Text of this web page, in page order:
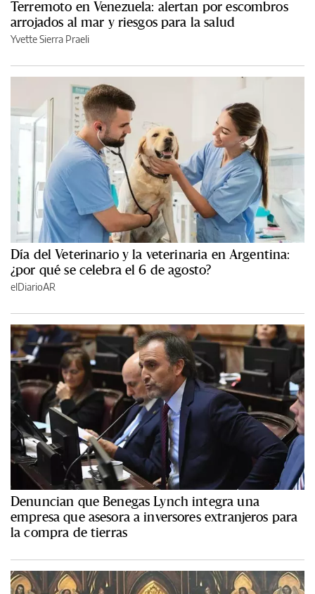
Terremoto en Venezuela: alertan por escombros
arrojados al mar y riesgos para la salud
Yvette Sierra Praeli
Día del Veterinario y la veterinaria en Argentina:
¿por qué se celebra el 6 de agosto?
elDiarioAR
Denuncian que Benegas Lynch integra una
empresa que asesora a inversores extranjeros para
la compra de tierras